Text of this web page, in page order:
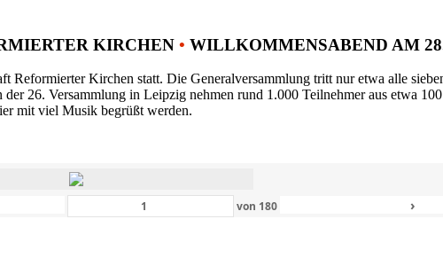
KIRCHEN • WILLKOMMENSABEND AM
Kirchen statt. Die Generalversammlung tritt nur etwa alle
26. Versammlung in Leipzig nehmen rund 1.000 Teilnehmer aus etwa
mit viel Musik begrüßt werden.
von 180 ›